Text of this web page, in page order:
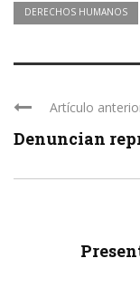
DERECHOS HUMANOS
Artículo
Denuncian